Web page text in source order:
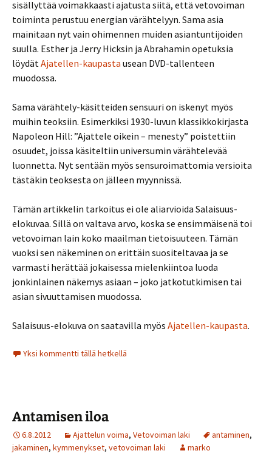
sisällyttää voimakkaasti ajatusta siitä, että vetovoiman
toiminta perustuu energian värähtelyyn. Sama asia
mainitaan nyt vain ohimennen muiden asiantuntijoiden
suulla. Esther ja Jerry Hicksin ja Abrahamin opetuksia
löydätAjatellen-kaupasta usean DVD-tallenteen
muodossa.
Sama värähtely-käsitteiden sensuuri on iskenyt myös
muihin teoksiin. Esimerkiksi 1930-luvun klassikkokirjasta
Napoleon Hill: ”Ajattele oikein – menesty” poistettiin
osuudet, joissa käsiteltiin universumin värähtelevää
luonnetta. Nyt sentään myös sensuroimattomia versioita
tästäkin teoksesta on jälleen myynnissä.
Tämän artikkelin tarkoitus ei ole aliarvioida Salaisuus-
elokuvaa. Sillä on valtava arvo, koska se ensimmäisenä toi
vetovoiman lain koko maailman tietoisuuteen. Tämän
vuoksi sen näkeminen on erittäin suositeltavaa ja se
varmasti herättää jokaisessa mielenkiintoa luoda
jonkinlainen näkemys asiaan – joko jatkotutkimisen tai
asian sivuuttamisen muodossa.
Salaisuus-elokuva on saatavilla myös Ajatellen-kaupasta.
Yksi kommentti tällä hetkellä
Antamisen iloa
6.8.2012 Ajattelun voima, Vetovoiman laki antaminen,
jakaminen, kymmenykset, vetovoiman laki marko